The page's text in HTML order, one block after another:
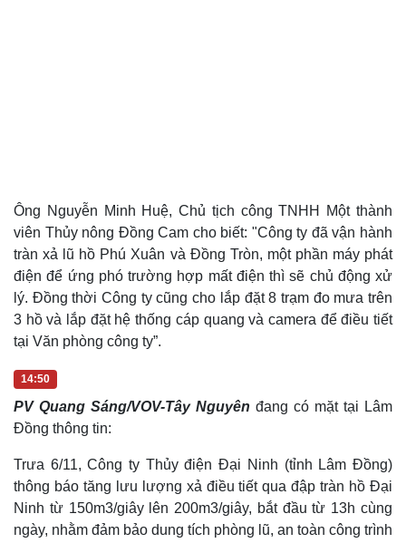
Tư vấn
Săn Tour
check-in
Câu chuyện thời sự
Đọc truyện đêm khuya
Cửa sổ tình yêu
Kể chuyện cho bé
Hạt giống tâm hồn
Ông Nguyễn Minh Huệ, Chủ tịch công TNHH Một thành
viên Thủy nông Đồng Cam cho biết: "Công ty đã vận hành
tràn xả lũ hồ Phú Xuân và Đồng Tròn, một phần máy phát
điện để ứng phó trường hợp mất điện thì sẽ chủ động xử
lý. Đồng thời Công ty cũng cho lắp đặt 8 trạm đo mưa trên
3 hồ và lắp đặt hệ thống cáp quang và camera để điều tiết
tại Văn phòng công ty”.
14:50
PV Quang Sáng/VOV-Tây Nguyên đang có mặt tại Lâm
Đồng thông tin:
Trưa 6/11, Công ty Thủy điện Đại Ninh (tỉnh Lâm Đồng)
thông báo tăng lưu lượng xả điều tiết qua đập tràn hồ Đại
Ninh từ 150m3/giây lên 200m3/giây, bắt đầu từ 13h cùng
ngày, nhằm đảm bảo dung tích phòng lũ, an toàn công trình